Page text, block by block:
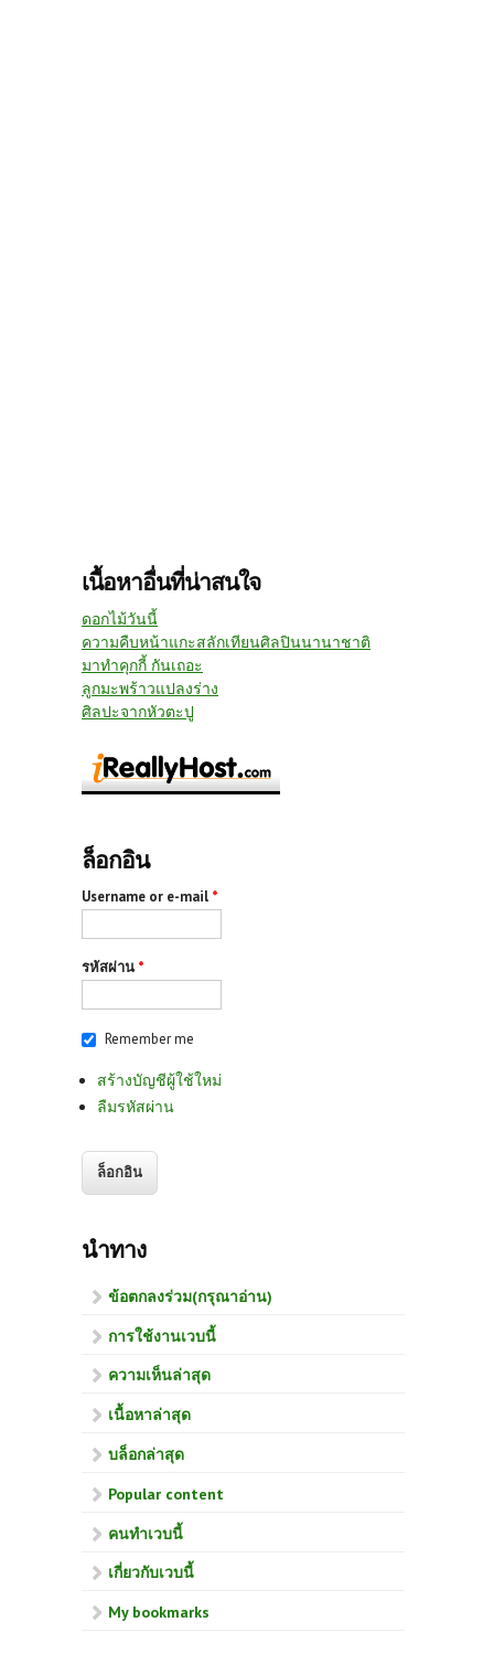
เนื้อหาอื่นที่น่าสนใจ
ดอกไม้วันนี้
ความคืบหน้าแกะสลักเทียนศิลปินนานาชาติ
มาทำคุกกี้ กันเถอะ
ลูกมะพร้าวแปลงร่าง
ศิลปะจากหัวตะปู
ล็อกอิน
Username or e-mail *
รหัสผ่าน *
Remember me
สร้างบัญชีผู้ใช้ใหม่
ลืมรหัสผ่าน
นำทาง
ข้อตกลงร่วม(กรุณาอ่าน)
การใช้งานเวบนี้
ความเห็นล่าสุด
เนื้อหาล่าสุด
บล็อกล่าสุด
Popular content
คนทำเวบนี้
เกี่ยวกับเวบนี้
My bookmarks